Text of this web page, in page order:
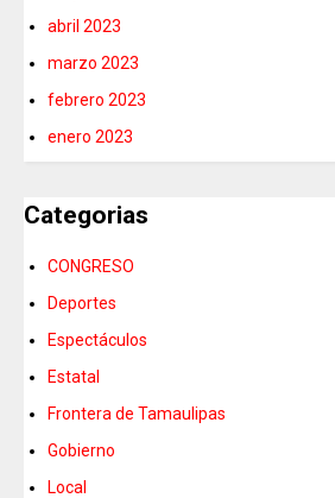
abril 2023
marzo 2023
febrero 2023
enero 2023
Categorias
CONGRESO
Deportes
Espectáculos
Estatal
Frontera de Tamaulipas
Gobierno
Local